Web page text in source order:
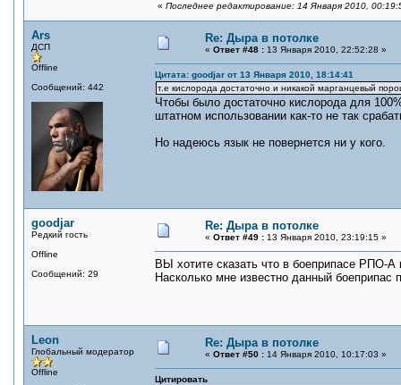
« Последнее редактирование: 14 Января 2010,
Ars
ДСП
Offline
Сообщений: 442
Re: Дыра в потолке
« Ответ #48 : 13 Января 2010, 22:52:28 »
Цитата: goodjar от 13 Января 2010, 18:14:41
т.е кислорода достаточно и никакой марганцевый
Чтобы было достаточно кислорода для
штатном использовании как-то не так
Но надеюсь язык не повернется ни у кого.
goodjar
Редкий гость
Offline
Сообщений: 29
Re: Дыра в потолке
« Ответ #49 : 13 Января 2010, 23:19:15 »
ВЫ хотите сказать что в боеприпасе РПО-
Насколько мне известно данный
Leon
Глобальный модератор
Offline
Re: Дыра в потолке
« Ответ #50 : 14 Января 2010, 10:17:03 »
Цитировать